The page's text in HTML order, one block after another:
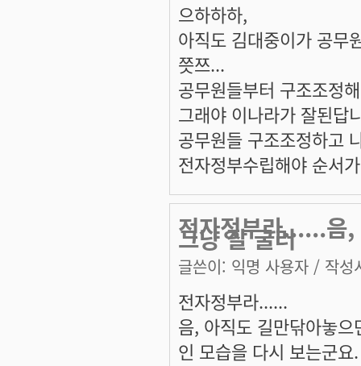
으하하하,
아직도 김대중이가 공무
쯧쯔...
공무원들부터 구조조정
그래야 이나라가 잘된답
공무원들 구조조정하고
전자정부수립해야 순서
전자정부라......음,
그냥 잘 굴러
글쓴이: 익명 사용자 / 작성
전자정부라......
음, 아직도 길만닦아놓
인 모습을 다시 보는군요.